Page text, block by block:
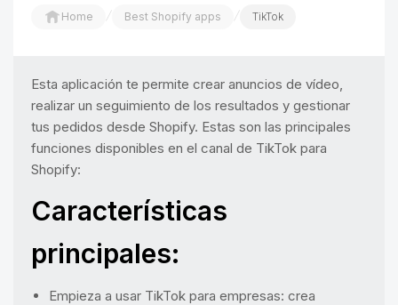
Home / Best Shopify apps / TikTok
Esta aplicación te permite crear anuncios de vídeo,
realizar un seguimiento de los resultados y gestionar
tus pedidos desde Shopify. Estas son las principales
funciones disponibles en el canal de TikTok para
Shopify:
Características
principales:
Empieza a usar TikTok para empresas: crea